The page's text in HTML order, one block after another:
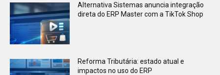
Alternativa Sistemas anuncia integração
direta do ERP Master com a TikTok Shop
Reforma Tributária: estado atual e
impactos no uso do ERP